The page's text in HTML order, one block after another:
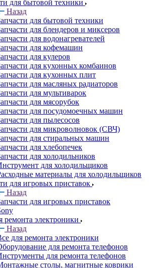
для кофемашин
для кулеров
для кухонных комбаинов
для кухонных плит
для масляных радиаторов
для мультиварок
для мясорубок
для посудомоечных машин
для пылесосов
для микроволновок (СВЧ)
для стиральных машин
для хлебопечек
для холодильников
для холодильщиков
материалы для холодильщиков
для игровых приставок
Назад
для игровых приставок
ремонта электроники
Назад
для ремонта электроники
для ремонта телефонов
для ремонта телефонов
столы, магнитные коврики
лезвия сменные
хранения
изолента